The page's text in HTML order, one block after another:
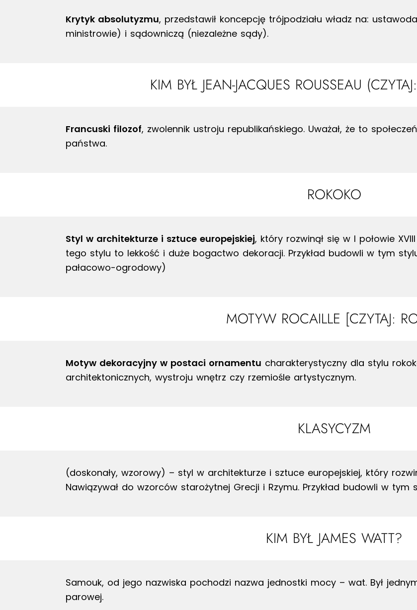
Krytyk absolutyzmu, przedstawił koncepcję trójpodziału władz na:
ministrowie) i sądowniczą (niezależne sądy).
KIM BYŁ JEAN-JACQUES ROUSSEAU
Francuski filozof, zwolennik ustroju republikańskiego. Uważał, że to
państwa.
ROKOKO
Styl w architekturze i sztuce europejskiej, który rozwinął się w I połowie
tego stylu to lekkość i duże bogactwo dekoracji. Przykład budowli w tym
pałacowo-ogrodowy)
MOTYW ROCAILLE [CZYTAJ:
Motyw dekoracyjny w postaci ornamentu charakterystyczny dla stylu
architektonicznych, wystroju wnętrz czy rzemiośle artystycznym.
KLASYCYZM
(doskonały, wzorowy) – styl w architekturze i sztuce europejskiej, który
Nawiązywał do wzorców starożytnej Grecji i Rzymu. Przykład budowli w tym
KIM BYŁ JAMES WATT?
Samouk, od jego nazwiska pochodzi nazwa jednostki mocy – wat. Był
parowej.